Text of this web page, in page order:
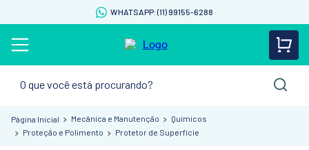
WHATSAPP: (11) 99155-6288
Mecânica e Manutenção
Químicos
Proteção e Polimento
Protetor de Superfície